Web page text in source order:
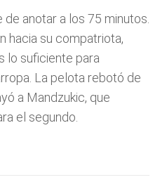
anotar a los 75 minutos.
hacia su compatriota,
lo suficiente para
La pelota rebotó de
a Mandzukic, que
el segundo.